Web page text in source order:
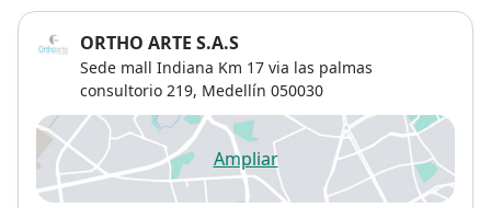
ORTHO ARTE S.A.S
Sede mall Indiana Km 17 via las palmas
consultorio 219, Medellín 050030
Ampliarse abre en una nueva